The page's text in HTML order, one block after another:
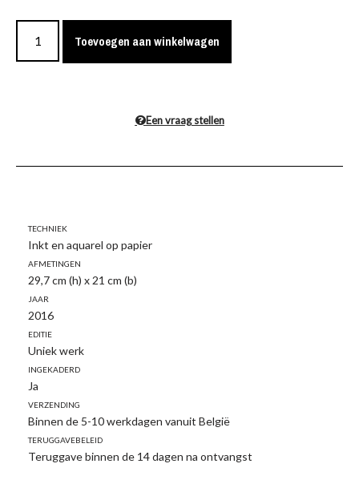
Toevoegen aan winkelwagen
Een vraag stellen
Techniek
Inkt en aquarel op papier
Afmetingen
29,7 cm (h) x 21 cm (b)
Jaar
2016
Editie
Uniek werk
Ingekaderd
Ja
Verzending
Binnen de 5-10 werkdagen vanuit België
Teruggavebeleid
Teruggave binnen de 14 dagen na ontvangst